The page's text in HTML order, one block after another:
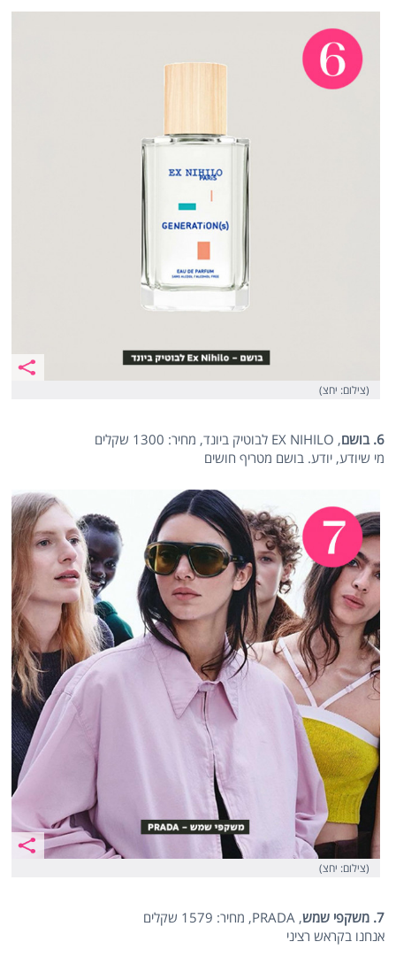
(צילום: יחצ)
6. בושם
, EX NIHILO לבוטיק ביונד, מחיר: 1300 שקלים
מי שיודע, יודע. בושם מטריף חושים
(צילום: יחצ)
7. משקפי שמש
, PRADA, מחיר: 1579 שקלים
אנחנו בקראש רציני